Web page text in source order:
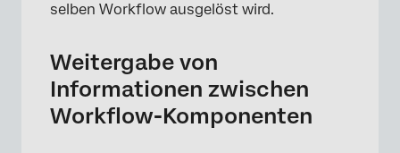
×
selben Workflow ausgelöst wird.
Weitergabe von
Informationen zwischen
Workflow-Komponenten